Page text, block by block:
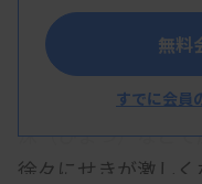
人（速報値）に達
いる。
「百日ぜき菌」が
沫（ひまつ）など
徐々にせきが激しく
無料
すでに会員